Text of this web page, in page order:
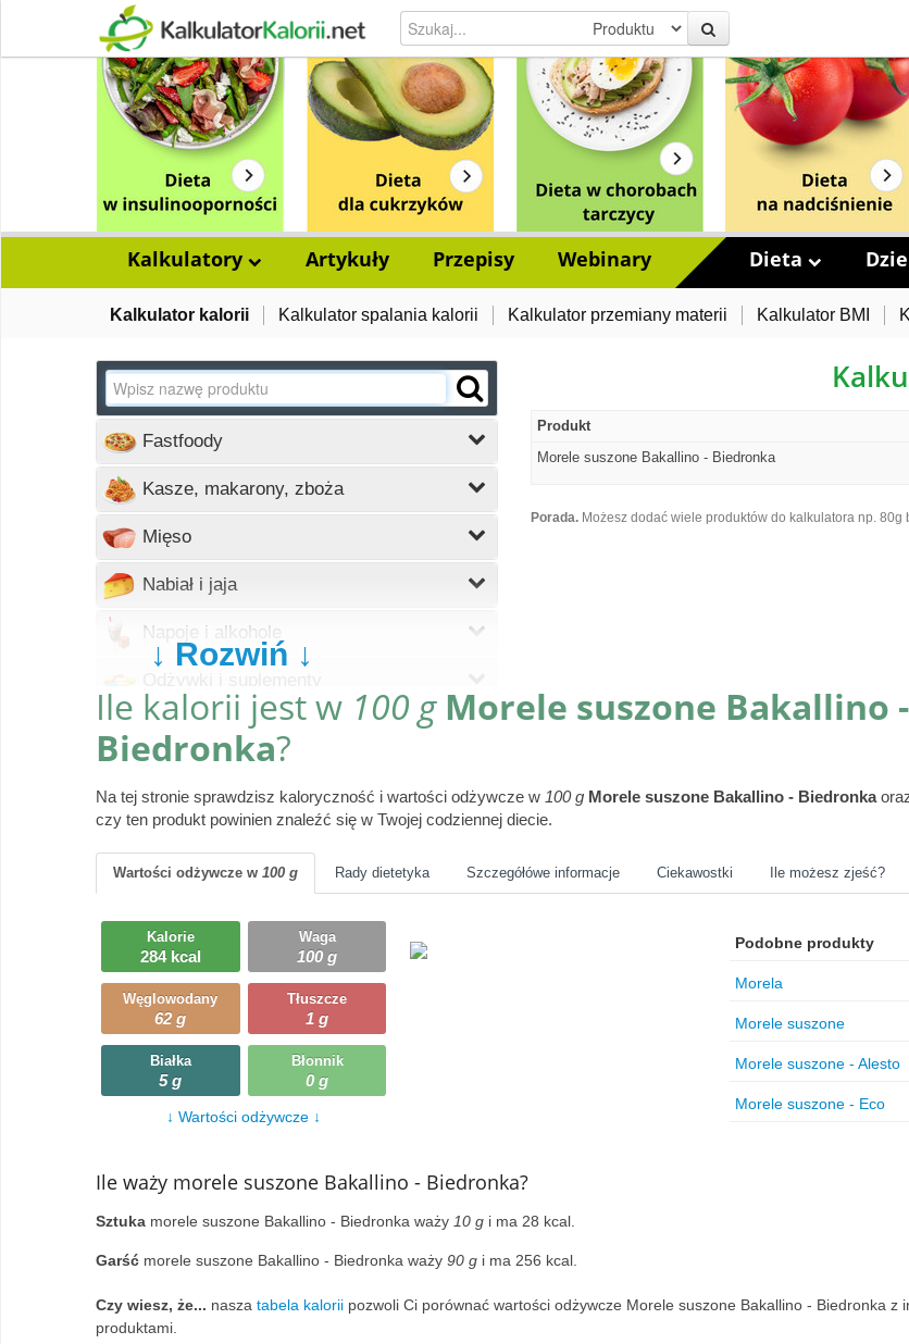
Kalkulatory Artykuły Przepisy Webinary Dieta
Kalkulator kalorii Kalkulator spalania kalorii Kalkulator przemiany materii Kalkulator BMI
Fastfoody
Wczytywanie
Kasze, makarony, zboża
Wczytywanie
Mięso
Wczytywanie
Nabiał i jaja
Wczytywanie
Napoje i alkohole
Wczytywanie
Wczytywanie
Wczytywanie
Wczytywanie
Produkty gotowe
Wczytywanie
Przyprawy i dodatki
Ryby i owoce morza
Wczytywanie
Słodycze, desery, ciasta
Wczytywanie
Warzywa
Wczytywanie
Wegetariańskie
Wczytywanie
Zupy
Produkt
Morele suszone Bakallino - Biedronka
Porada. Możesz dodać wiele produktów do kalkulatora np. 80g
↓ Rozwiń ↓
Ile kalorii jest w 100 g Morele suszone Bakallino -
Biedronka?
Na tej stronie sprawdzisz kaloryczność i wartości odżywcze w 100 g Morele suszone Bakallino - Biedronka
czy ten produkt powinien znaleźć się w Twojej codziennej diecie.
Wartości odżywcze w 100 g Rady dietetyka Szczegółówe informacje Ciekawostki Ile możesz zjeść?
Kalorie
284 kcal
Waga
100 g
Węglowodany
62 g
Tłuszcze
1 g
Białka
5 g
Błonnik
0 g
↓ Wartości odżywcze ↓
Podobne produkty
Morela
Morele suszone
Morele suszone - Alesto
Morele suszone - Eco
Ile waży morele suszone Bakallino - Biedronka?
Sztuka morele suszone Bakallino - Biedronka waży 10 g i ma 28 kcal.
Garść morele suszone Bakallino - Biedronka waży 90 g i ma 256 kcal.
Czy wiesz, że... nasza tabela kalorii pozwoli Ci porównać wartości odżywcze Morele suszone Bakallino - Biedronka z
produktami.